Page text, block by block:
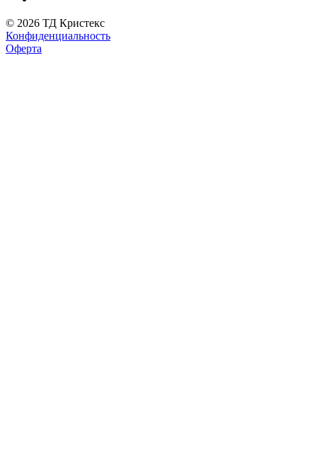
© 2026 ТД Кристекс
Конфиденциальность
Оферта